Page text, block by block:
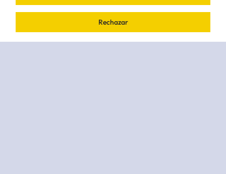
Rechazar